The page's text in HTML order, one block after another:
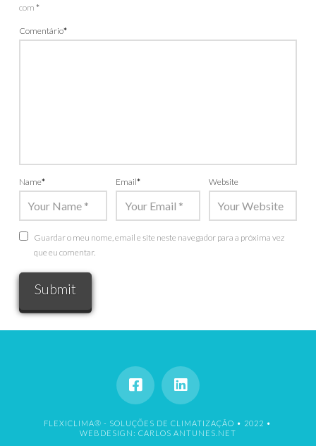
com *
Comentário*
Name* Email* Website
Guardar o meu nome, email e site neste navegador para a próxima vez
que eu comentar.
FLEXICLIMA® - SOLUÇÕES DE CLIMATIZAÇÃO • 2022 •
WEBDESIGN: CARLOS ANTUNES.NET